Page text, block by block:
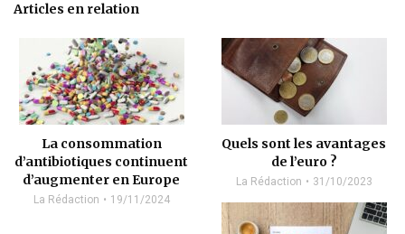
Articles en relation
La consommation
d’antibiotiques continuent
d’augmenter en Europe
La Rédaction 19/11/2024
Quels sont les avantages
de l’euro ?
La Rédaction 31/10/2023